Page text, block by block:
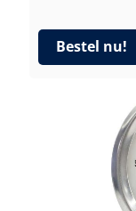
Bestel nu!